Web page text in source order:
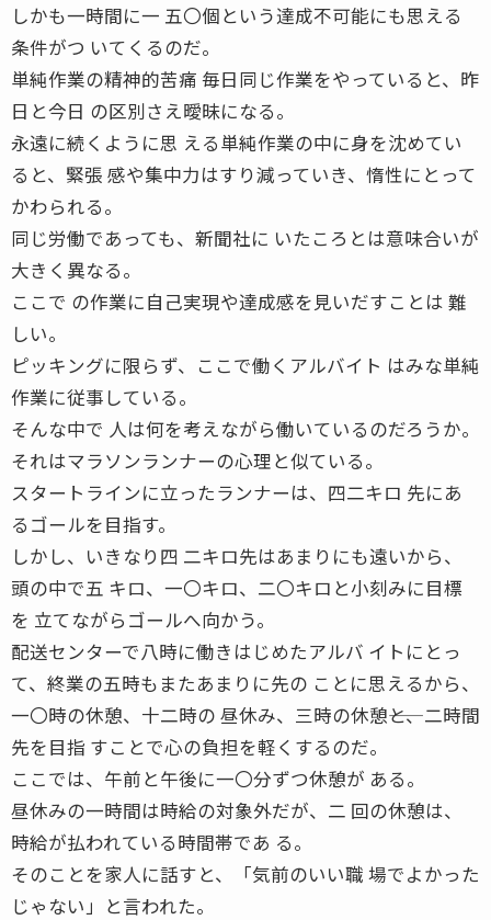
しかも一時間に一 五〇個という達成不可能にも思える
条件がつ いてくるのだ。
単純作業の精神的苦痛 毎日同じ作業をやっていると、昨
日と今日 の区別さえ曖昧になる。
永遠に続くように思 える単純作業の中に身を沈めてい
ると、緊張 感や集中力はすり減っていき、惰性にとって
かわられる。
同じ労働であっても、新聞社に いたころとは意味合いが
大きく異なる。
ここで の作業に自己実現や達成感を見いだすことは 難
しい。
ピッキングに限らず、ここで働くアルバイト はみな単純
作業に従事している。
そんな中で 人は何を考えながら働いているのだろうか。
それはマラソンランナーの心理と似ている。
スタートラインに立ったランナーは、四二キロ 先にあ
るゴールを目指す。
しかし、いきなり四 二キロ先はあまりにも遠いから、
頭の中で五 キロ、一〇キロ、二〇キロと小刻みに目標
を 立てながらゴールへ向かう。
配送センターで八時に働きはじめたアルバ イトにとっ
て、終業の五時もまたあまりに先の ことに思えるから、
一〇時の休憩、十二時の 昼休み、三時の休憩――と、二時間
先を目指 すことで心の負担を軽くするのだ。
ここでは、午前と午後に一〇分ずつ休憩が ある。
昼休みの一時間は時給の対象外だが、二 回の休憩は、
時給が払われている時間帯であ る。
そのことを家人に話すと、「気前のいい職 場でよかった
じゃない」と言われた。